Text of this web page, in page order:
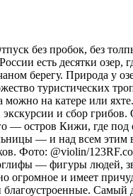
без пробок, без
есть десятки
берегу. Природа
туристических
можно на катере или
экскурсии и сбор
остров Кижи, где под
— и над всем этим
Фото: @violin/
— фигуры людей,
и имеет